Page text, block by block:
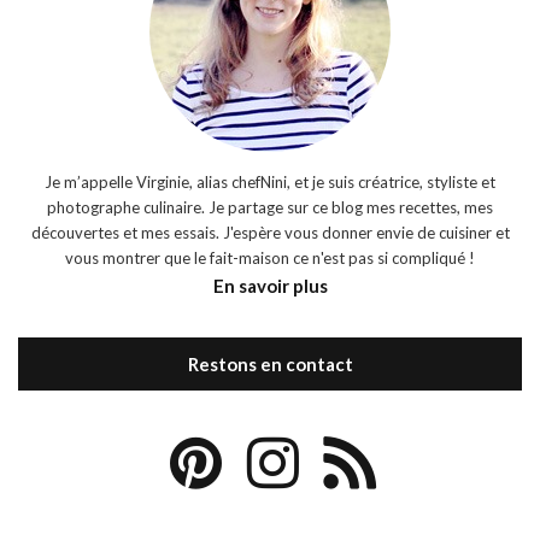
Je m’appelle Virginie, alias chefNini, et je suis créatrice, styliste et
photographe culinaire. Je partage sur ce blog mes recettes, mes
découvertes et mes essais. J'espère vous donner envie de cuisiner et
vous montrer que le fait-maison ce n'est pas si compliqué !
En savoir plus
Restons en contact